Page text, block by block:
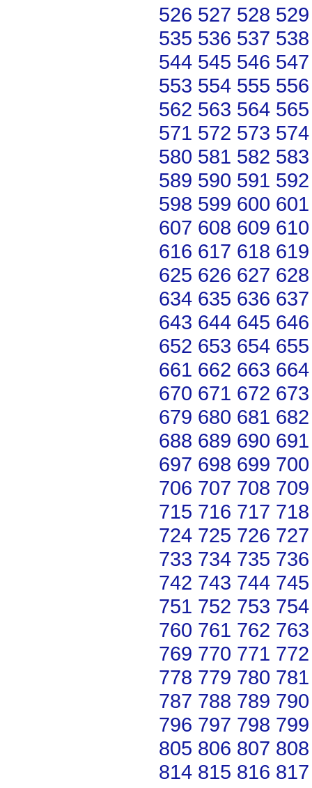
526 527 528 529
535 536 537 538
544 545 546 547
553 554 555 556
562 563 564 565
571 572 573 574
580 581 582 583
589 590 591 592
598 599 600 601
607 608 609 610
616 617 618 619
625 626 627 628
634 635 636 637
643 644 645 646
652 653 654 655
661 662 663 664
670 671 672 673
679 680 681 682
688 689 690 691
697 698 699 700
706 707 708 709
715 716 717 718
724 725 726 727
733 734 735 736
742 743 744 745
751 752 753 754
760 761 762 763
769 770 771 772
778 779 780 781
787 788 789 790
796 797 798 799
805 806 807 808
814 815 816 817